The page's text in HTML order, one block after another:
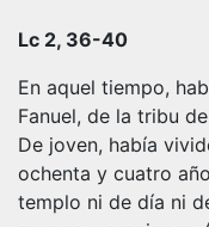
Lc 2, 36-40
En aquel tiempo,
Fanuel, de la tribu
De joven, había
ochenta y cuatro
templo ni de día ni